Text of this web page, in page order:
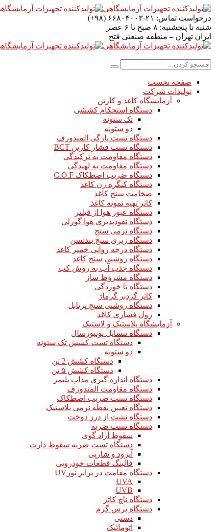
درخواست تماس: ۲۱-۶۶۸۰۴۰۰۳ (۹۸+)
شنبه تا پنجشنبه: ۸ صبح تا ۶ عصر
ایران تهران – منطقه صنعتی فتح
صفحه نخست
تولیدات شرکت
آزمایشگاه کاغذ و کارتن
دستگاه استحکام کششی
تک ستونه
دو ستونه
دستگاه تست پارگی المندورف
دستگاه تست فشار کارتن BCT
دستگاه مقاومت به ترکیدگی
دستگاه مقاومت به لهیدگی
دستگاه ضریب اصطکاک C.O.F
دستگاه کنگره زن کاغذ
ضخامت سنج کاغذ
کاتر تهیه نمونه کاغذ
دستگاه عبور هوا از فیلتر
دستگاه نفوذپذیری هوا گورلی
دستگاه نرمی سنج
دستگاه زبری سنج بندتسن
دستگاه درجه روانی خمیر کاغذ
دستگاه روشنی سنج کاغذ
دستگاه جذب آب به روش کب
دستگاه مشروط ساز
دستگاه تا خوردگی
کاتر گردبر گرماژ
دستگاه روشنی سنج پرتابل
رول فشاری کاغذ
آزمایشگاه پلاستیک و لاستیک
دستگاه تنسایل یونیورسال
دستگاه تست کشش تک ستونه
دو ستونه
دستگاه کشش 2 تن
دستگاه کشش ۵ تن
دستگاه اندازه گیری مذاب پلیمر
دستگاه مقاومت المندورف
دستگاه تست ضریب اصطکاک
دستگاه تعیین نقطه نرمی پلاستیک
دستگاه نشت از درز دوخت
دستگاه تست ضربه
سقوط آزاد گوی
دستگاه تست ضربه سقوط دارت
آیزود و شارپی
فالینگ قطعات خودرویی
دستگاه مقامت در برابر نورUV
UVA
UVB
دستگاه ناچ کاتر
دستگاه پرس گرم
دستی
اتوماتیک